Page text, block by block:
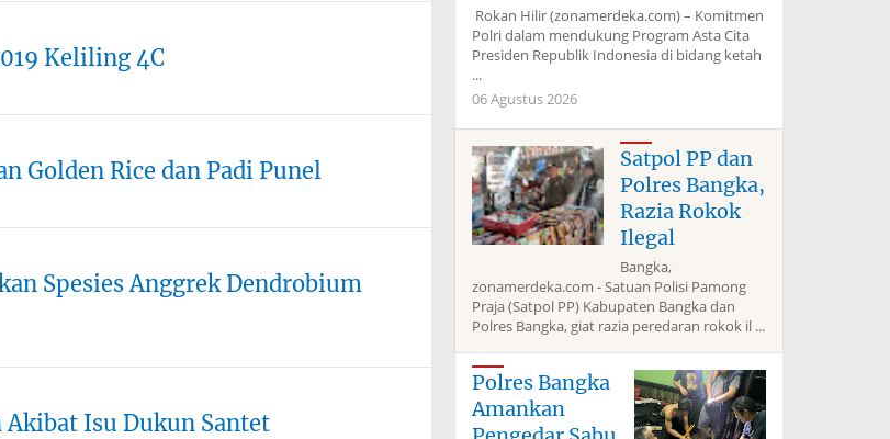
Keliling 4C
Golden Rice dan Padi Punel
Spesies Anggrek Dendrobium
Isu Dukun Santet
Rokan Hilir (zonamerdeka.com) – Komitmen
Polri dalam mendukung Program Asta Cita
Presiden Republik Indonesia di bidang ketah
...
06 Agustus 2026
Satpol PP dan
Polres Bangka,
Razia Rokok
Ilegal
Bangka,
zonamerdeka.com - Satuan Polisi Pamong
Praja (Satpol PP) Kabupaten Bangka dan
Polres Bangka, giat razia peredaran rokok il ...
Polres Bangka
Amankan